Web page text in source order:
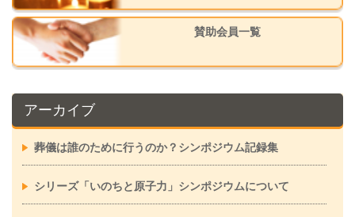
賛助会員一覧
アーカイブ
葬儀は誰のために行うのか？シンポジウム記録集
シリーズ「いのちと原子力」シンポジウムについて